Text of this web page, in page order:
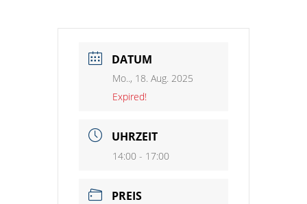
DATUM
Mo.., 18. Aug. 2025
Expired!
UHRZEIT
14:00 - 17:00
PREIS